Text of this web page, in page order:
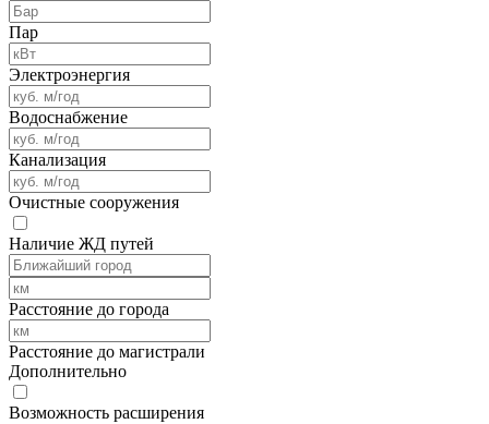
Пар
Электроэнергия
Водоснабжение
Канализация
Очистные сооружения
Наличие ЖД путей
Расстояние до города
Расстояние до магистрали
Дополнительно
Возможность расширения